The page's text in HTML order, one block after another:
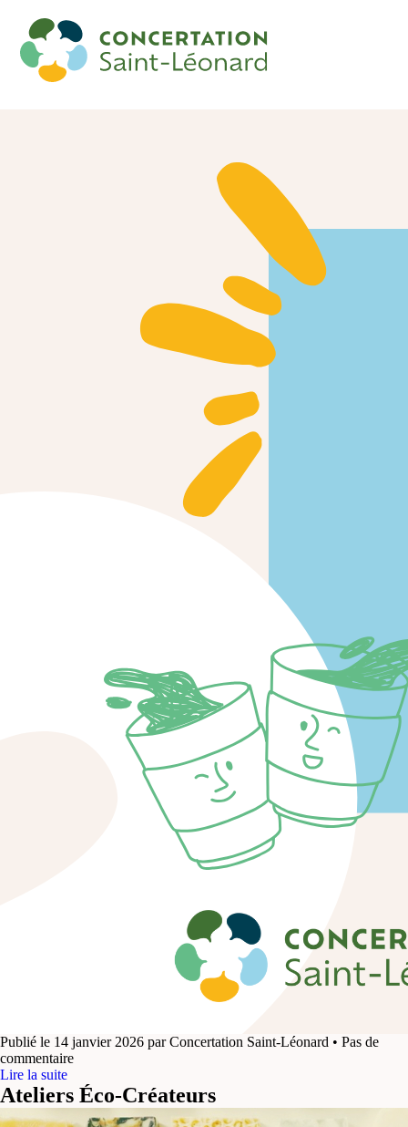
citoyenne et toi
Publié le 14 janvier 2026 par Concertation Saint-Léonard • Pas de
commentaire
Lire la suite
Ateliers Éco-Créateurs